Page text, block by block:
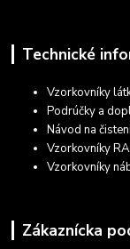
Technické
Vzorkovníky
Podrúčky a
Návod na
Vzorkovníky
Vzorkovníky
Zákaznícka